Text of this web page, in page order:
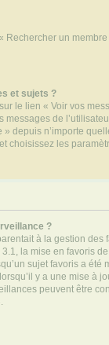
Rechercher un membre
et sujets ?
le lien « Voir vos
messages de
depuis n’importe
choisissez les
?
à la gestion des
la mise en favoris
sujet favoris a été
y a une mise à
peuvent être